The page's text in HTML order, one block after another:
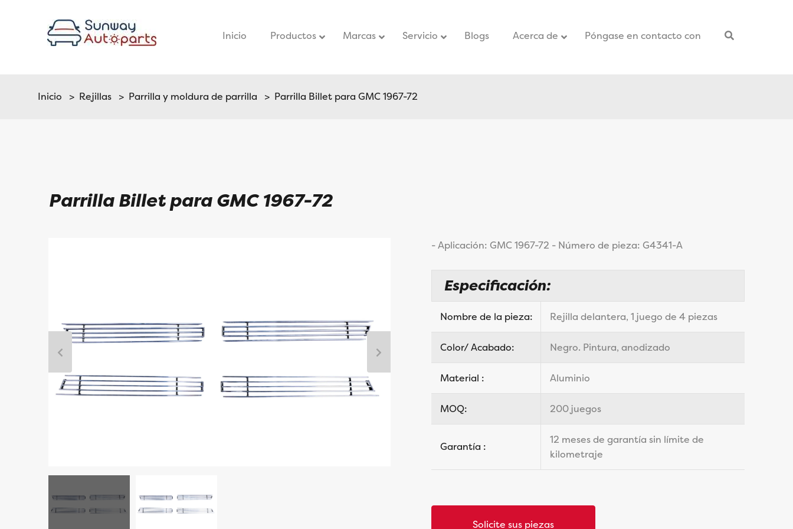
Inicio Productos Marcas Servicio – Blogs Acerca de Póngase en contacto con
Inicio >Rejillas >Parrilla y moldura de parrilla > Parrilla Billet para GMC 1967-72
Parrilla Billet para GMC 1967-72
- Aplicación: GMC 1967-72 - Número de pieza: G4341-A
Especificación:
Nombre de la pieza: Rejilla delantera, 1 juego de 4 piezas
Color/ Acabado: Negro. Pintura, anodizado
Material : Aluminio
MOQ: 200 juegos
Garantía :
12 meses de garantía sin límite de
kilometraje
Solicite sus piezas